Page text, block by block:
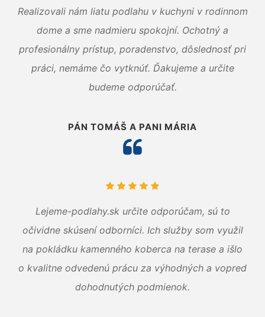
Realizovali nám liatu podlahu v kuchyni v rodinnom
dome a sme nadmieru spokojní. Ochotný a
profesionálny prístup, poradenstvo, dôslednosť pri
práci, nemáme čo vytknúť. Ďakujeme a určite
budeme odporúčať.
PÁN TOMÁŠ A PANI MÁRIA
Lejeme-podlahy.sk určite odporúčam, sú to
očividne skúsení odborníci. Ich služby som využil
na pokládku kamenného koberca na terase a išlo
o kvalitne odvedenú prácu za výhodných a vopred
dohodnutých podmienok.